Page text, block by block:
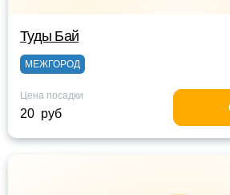
Туды Бай
МЕЖГОРОД
Цена посадки
20 руб